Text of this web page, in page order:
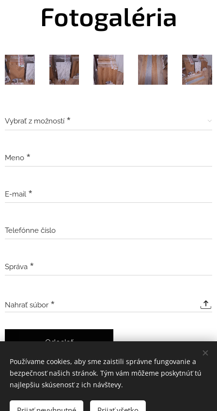
Fotogaléria
Vybrať z možností
Meno
E-mail
Telefónne číslo
Správa
Nahrať súbor
Odoslať
© 2022 Všetky práva vyhradené
Používame cookies, aby sme zaistili správne fungovanie a
bezpečnosť našich stránok. Tým vám môžeme poskytnúť tú
najlepšiu skúsenosť z ich návštevy.